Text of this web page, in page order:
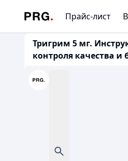
Прайс-лист
Тригрим 5 мг.
контроля качества и